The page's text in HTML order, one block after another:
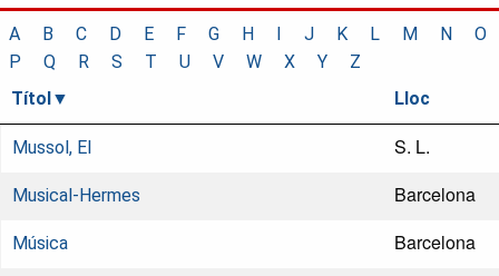
A B C D E F G H I J K L M N
O
P
Q R S T U V W X Y
Z
Títol
Lloc
Mussol, El S. L.
Musical-Hermes Barcelona
Música Barcelona